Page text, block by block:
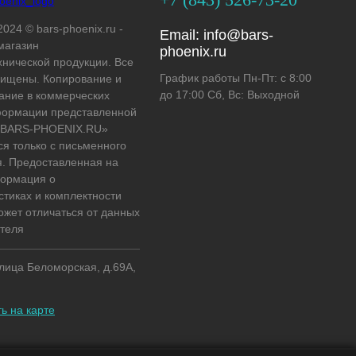
© bars-phoenix.ru -
продукции. Все
Копирование и
в коммерческих
представленной
PHOENIX.RU»
только с письменного
Предоставленная на
о
и комплектности
отличаться от данных
Беломорская, д.69А,
на карте
Email: info@bars-
phoenix.ru
График работы Пн-Пт: с 8:00
до 17:00 Сб, Вс: Выходной